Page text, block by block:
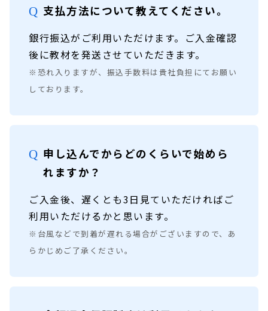
支払方法について教えてください。
銀行振込がご利用いただけます。ご入金確認
後に教材を発送させていただきます。
※恐れ入りますが、振込手数料は貴社負担にてお願い
しております。
申し込んでからどのくらいで始めら
れますか？
ご入金後、遅くとも3日見ていただければご
利用いただけるかと思います。
※台風などで到着が遅れる場合がございますので、あ
らかじめご了承ください。